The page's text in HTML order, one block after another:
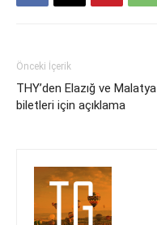
Önceki İçerik
THY’den Elazığ ve Malatya
biletleri için açıklama